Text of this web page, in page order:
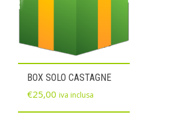
BOX SOLO CASTAGNE
€25,00 iva inclusa